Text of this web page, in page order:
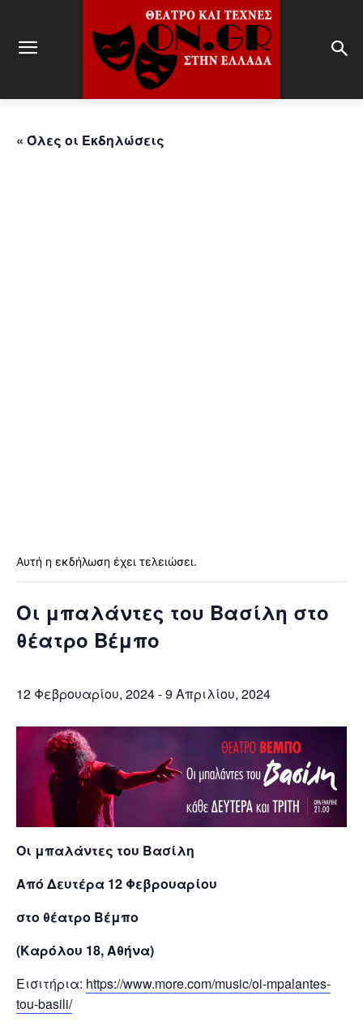
« Όλες οι Εκδηλώσεις
Αυτή η εκδήλωση έχει τελειώσει.
Οι μπαλάντες του Βασίλη στο
θέατρο Βέμπο
12 Φεβρουαρίου, 2024-9 Απριλίου, 2024
Οι μπαλάντες του Βασίλη
Από Δευτέρα 12 Φεβρουαρίου
στο θέατρο Βέμπο
(Καρόλου 18, Αθήνα)
Εισιτήρια: https://www.more.com/music/oi-mpalantes-
tou-basili/